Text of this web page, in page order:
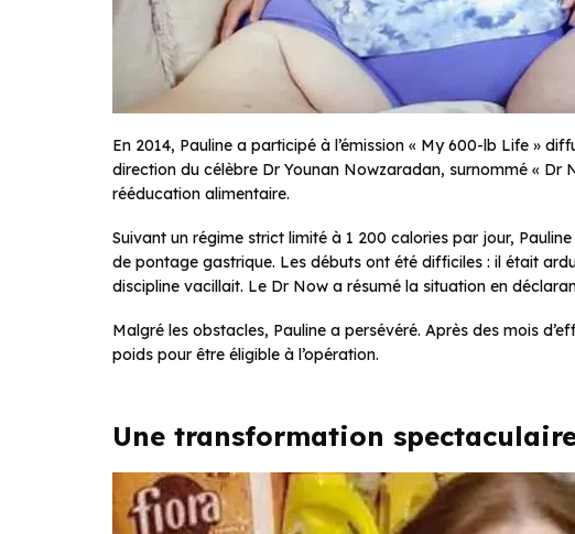
En 2014, Pauline a participé à l’émission « My 600-lb Life »
direction du célèbre Dr Younan Nowzaradan, surnommé « Dr
rééducation alimentaire.
Suivant un régime strict limité à 1 200 calories par jour,
de pontage gastrique. Les débuts ont été difficiles : il était
discipline vacillait. Le Dr Now a résumé la situation en
Malgré les obstacles, Pauline a persévéré. Après des mois
poids pour être éligible à l’opération.
Une transformation